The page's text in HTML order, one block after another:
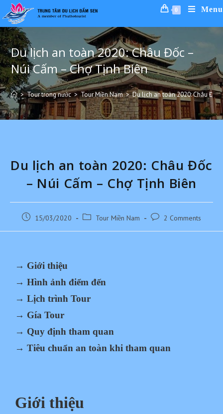
0 Menu
Du lịch an toàn 2020: Châu Đốc –
Núi Cấm – Chợ Tịnh Biên
> Tour trong nước > Tour Miền Nam > Du lịch an toàn 2020: Châu Đốc
Du lịch an toàn 2020: Châu Đốc
– Núi Cấm – Chợ Tịnh Biên
15/03/2020 Tour Miền Nam 2 Comments
→ Giới thiệu
→ Hình ảnh điểm đến
→ Lịch trình Tour
→ Gía Tour
→ Quy định tham quan
→ Tiêu chuẩn an toàn khi tham quan
Giới thiệu